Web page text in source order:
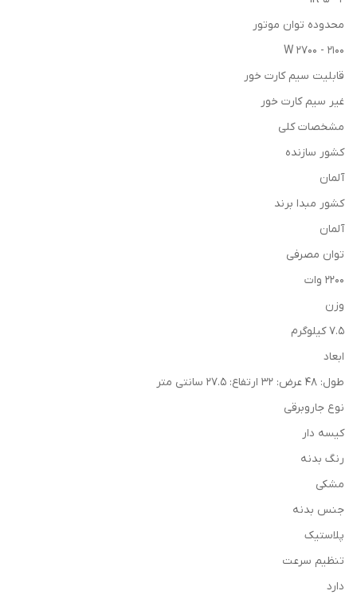
محدوده توان موتور
2100 - 2700 W
قابليت سيم كارت خور
غير سيم كارت خور
مشخصات کلی
کشور سازنده
آلمان
کشور مبدا برند
آلمان
توان مصرفی
2200 وات
وزن
7.5 کیلوگرم
ابعاد
طول: 48 عرض: 32 ارتفاع: 27.5 سانتی متر
نوع جاروبرقی
کیسه دار
رنگ بدنه
مشکی
جنس بدنه
پلاستیک
تنظیم سرعت
دارد